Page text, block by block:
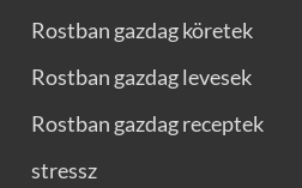
Rostban gazdag köretek
Rostban gazdag levesek
Rostban gazdag receptek
stressz